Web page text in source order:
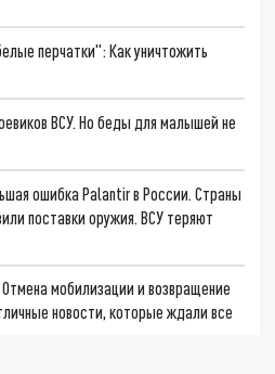
перчатки": Как уничтожить
ВСУ. Но беды для малышей не
ошибка Palantir в России. Страны
поставки оружия. ВСУ теряют
мобилизации и возвращение
новости, которые ждали все